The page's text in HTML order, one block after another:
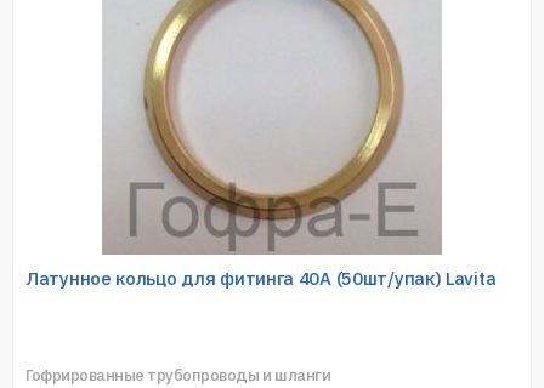
Латунное кольцо для фитинга 40A (50шт/упак) Lavita
Гофрированные трубопроводы и шланги